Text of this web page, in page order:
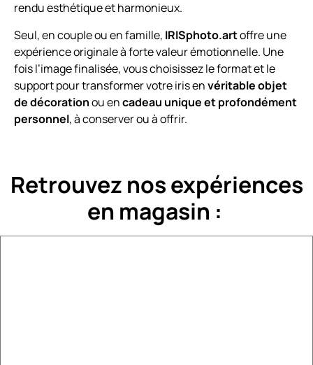
rendu esthétique et harmonieux.
Seul, en couple ou en famille, IRISphoto.artoffre une
expérience originale à forte valeur émotionnelle. Une
fois l’image finalisée, vous choisissez le format et le
support pour transformer votre iris envéritable objet
de décorationou encadeau unique et profondément
personnel, à conserver ou à offrir.
Retrouvez nos expériences
en magasin :